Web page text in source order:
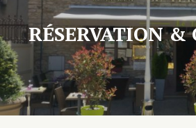
RÉSERVATION &